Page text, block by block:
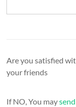
Are you satisfied
your friends
If NO, You may